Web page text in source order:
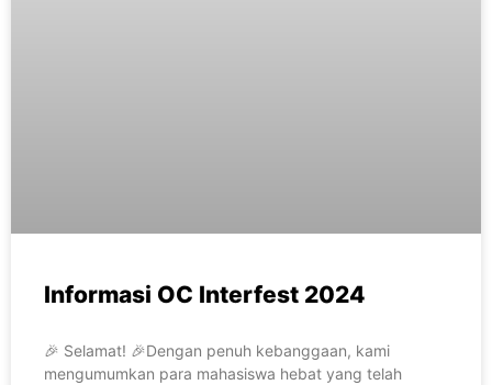
Informasi OC Interfest 2024
🎉 Selamat! 🎉Dengan penuh kebanggaan, kami
mengumumkan para mahasiswa hebat yang telah